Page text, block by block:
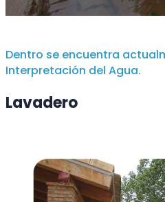
Dentro se encuentra
Interpretación del Agua.
Lavadero